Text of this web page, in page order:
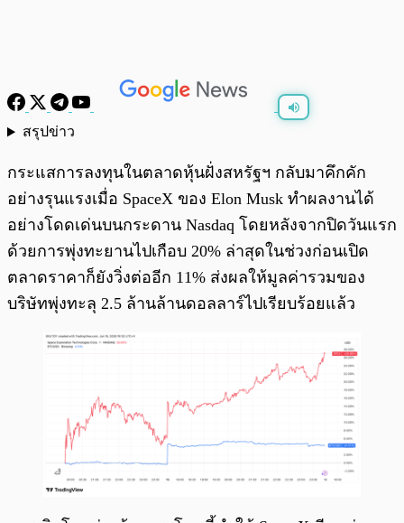
สรุปข่าว
กระแสการลงทุนในตลาดหุ้นฝั่งสหรัฐฯ กลับมาคึกคัก
อย่างรุนแรงเมื่อ SpaceX ของ Elon Musk ทำผลงานได้
อย่างโดดเด่นบนกระดาน Nasdaq โดยหลังจากปิดวันแรก
ด้วยการพุ่งทะยานไปเกือบ 20% ล่าสุดในช่วงก่อนเปิด
ตลาดราคาก็ยังวิ่งต่ออีก 11% ส่งผลให้มูลค่ารวมของ
บริษัทพุ่งทะลุ 2.5 ล้านล้านดอลลาร์ไปเรียบร้อยแล้ว